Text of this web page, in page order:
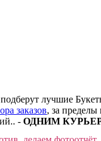
лучшие
заказов, за пределы
- ОДНИМ